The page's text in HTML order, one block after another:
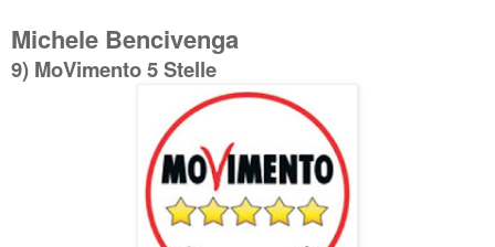
Michele Bencivenga
9) MoVimento 5 Stelle